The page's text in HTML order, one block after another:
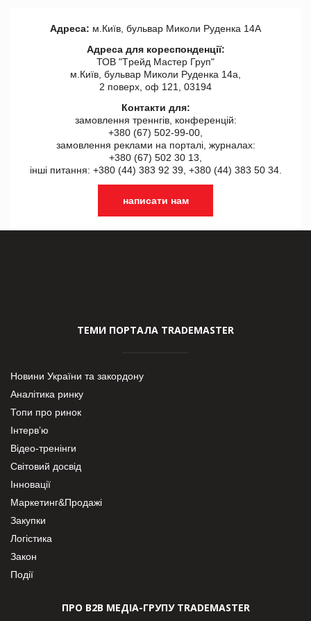
Адреса: м.Київ, бульвар Миколи Руденка 14А
Адреса для кореспонденції:
ТОВ "Tрейд Мастер Груп"
м.Київ, бульвар Миколи Руденка 14а,
2 поверх, оф 121, 03194
Контакти для:
замовлення треннгів, конференцій:
+380 (67) 502-99-00,
замовлення реклами на порталі, журналах:
+380 (67) 502 30 13,
інші питання: +380 (44) 383 92 39, +380 (44) 383 50 34.
написати нам
ТЕМИ ПОРТАЛА TRADEMASTER
Новини України та закордону
Аналітика ринку
Топи про ринок
Інтерв’ю
Відео-тренінги
Світовий досвід
Інновації
Маркетинг&Продажі
Закупки
Логістика
Закон
Події
ПРО В2В МЕДІА-ГРУПУ TRADEMASTER